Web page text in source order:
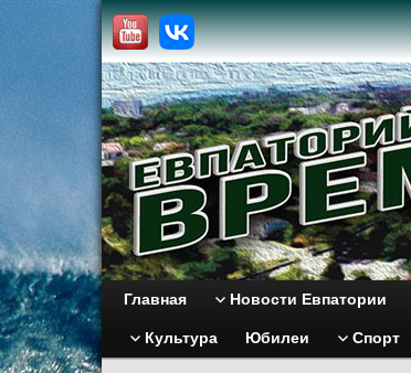
Главная Новости Евпатории
Культура Юбилеи Спорт